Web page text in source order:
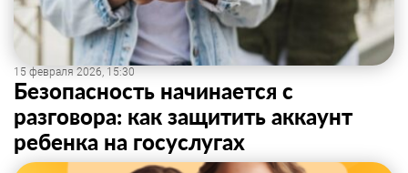
15 февраля 2026, 15:30
Безопасность начинается с
разговора: как защитить аккаунт
ребенка на госуслугах